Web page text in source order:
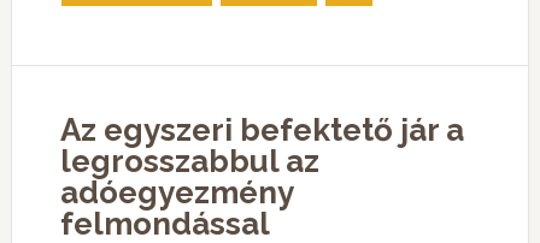
Az egyszeri befektető jár a
legrosszabbul az
adóegyezmény
felmondással